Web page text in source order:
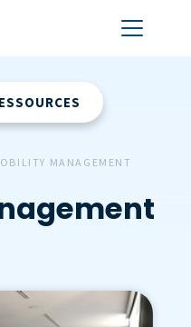
MANAGEMENT